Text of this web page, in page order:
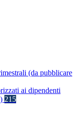
(da pubblicare
ai dipendenti
215